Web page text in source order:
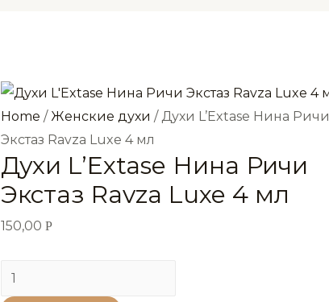
Home / Женские духи / Духи L’Extase Нина Ричи
Экстаз Ravza Luxe 4 мл
Духи L’Extase Нина Ричи
Экстаз Ravza Luxe 4 мл
150,00 Р
Духи
L'Extase